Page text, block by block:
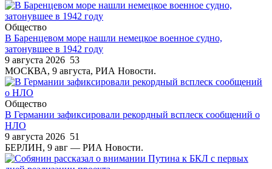
Общество
В Баренцевом море нашли немецкое военное судно,
затонувшее в 1942 году
9 августа 2026 53
МОСКВА, 9 августа, РИА Новости.
Общество
В Германии зафиксировали рекордный всплеск сообщений о
НЛО
9 августа 2026 51
БЕРЛИН, 9 авг — РИА Новости.